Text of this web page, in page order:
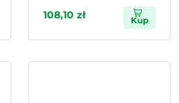
108,10 zł Kup